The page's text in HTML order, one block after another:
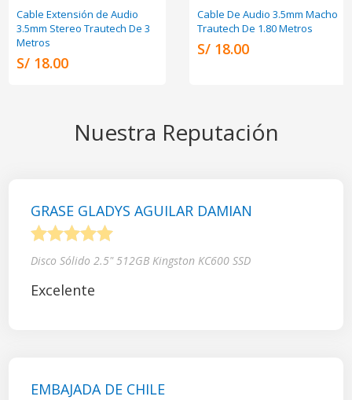
Cable Extensión de Audio
3.5mm Stereo Trautech De 3
Metros
S/ 18.00
Cable De Audio 3.5mm Macho
Trautech De 1.80 Metros
S/ 18.00
Nuestra Reputación
GRASE GLADYS AGUILAR DAMIAN
Disco Sólido 2.5" 512GB Kingston KC600 SSD
Excelente
EMBAJADA DE CHILE